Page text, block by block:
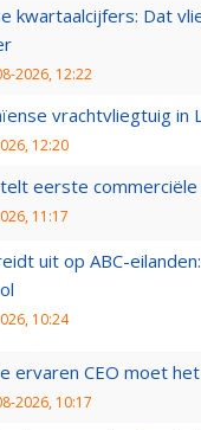
kwartaalcijfers: Dat
2026, 12:22
vrachtvliegtuig in
12:20
eerste
11:17
uit op ABC-
10:24
ervaren CEO moet
2026, 10:17